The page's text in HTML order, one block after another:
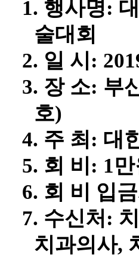
1. 행사명:
술대회
2. 일 시:
3. 장 소: 부
호)
4. 주 최: 대
5. 회 비: 1
6. 회 비 입
7. 수신처 :
치과의사,